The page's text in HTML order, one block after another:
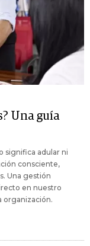
Una guía
significa adular ni
consciente,
Una gestión
en nuestro
organización.